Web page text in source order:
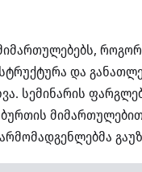
,
და
სემინარის